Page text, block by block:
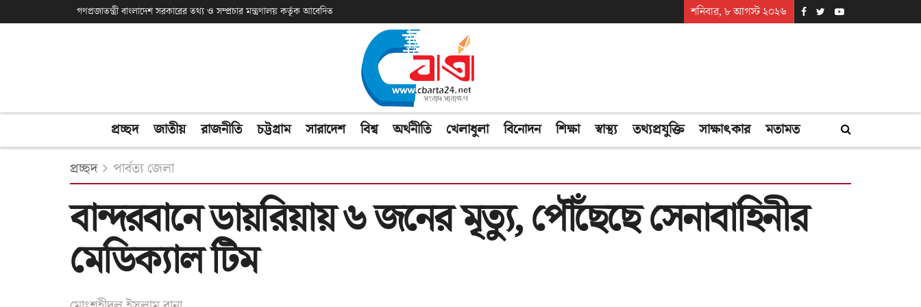
গণপ্রজাতন্ত্রী বাংলাদেশ সরকারের তথ্য ও সম্প্রচার মন্ত্রণালয় কর্তৃক আবেদিত শনিবার, ৮ আগস্ট ২০২৬
প্রচ্ছদ জাতীয় রাজনীতি চট্টগ্রাম সারাদেশ বিশ্ব অর্থনীতি খেলাধুলা বিনোদন শিক্ষা স্বাস্থ্য তথ্যপ্রযুক্তি সাক্ষাৎকার মতামত
প্রচ্ছদ পার্বত্য জেলা
বান্দরবা‌নে ডায়রিয়ায় ৬ জনের মৃত্যু, পৌঁছেছে সেনাবাহিনীর
মেডিক্যাল টিম